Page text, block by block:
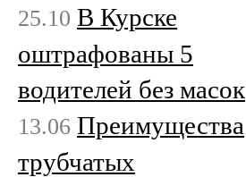
25.10 В Курске
оштрафованы 5
водителей без масок
13.06 Преимущества
трубчатых